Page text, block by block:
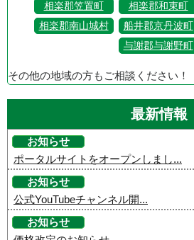
相楽郡笠置町
相楽郡和束町
相楽郡南山城村
船井郡京丹波町
与謝郡与謝野町
その他の地域の方もご相談ください！
最新情報
お知らせ
ポータルサイトをオープンしまし...
お知らせ
公式YouTubeチャンネル開...
お知らせ